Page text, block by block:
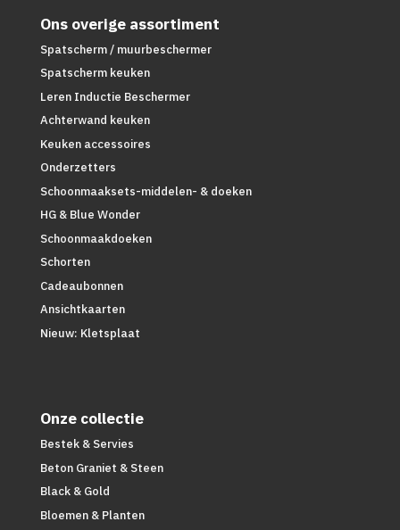
Ons overige assortiment
Spatscherm / muurbeschermer
Spatscherm keuken
Leren Inductie Beschermer
Achterwand keuken
Keuken accessoires
Onderzetters
Schoonmaaksets-middelen- & doeken
HG & Blue Wonder
Schoonmaakdoeken
Schorten
Cadeaubonnen
Ansichtkaarten
Nieuw: Kletsplaat
Onze collectie
Bestek & Servies
Beton Graniet & Steen
Black & Gold
Bloemen & Planten